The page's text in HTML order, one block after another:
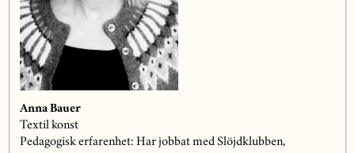
Anna Bauer
Textil konst
Pedagogisk erfarenhet: Har jobbat med Slöjdklubben,